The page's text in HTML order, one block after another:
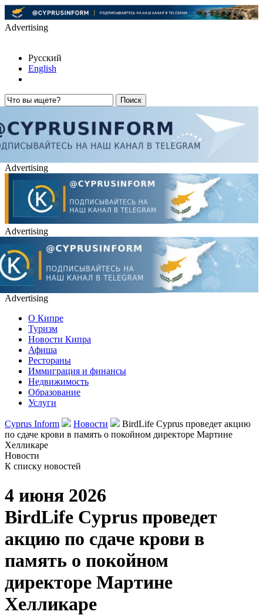
Advertising
Русский
English
Advertising
Advertising
Advertising
О Кипре
Туризм
Новости Кипра
Афиша
Рестораны
Иммиграция и финансы
Недвижимость
Образование
Услуги
Cyprus Inform Новости
BirdLife Cyprus проведет акцию
по сдаче крови в память о покойном директоре Мартине
Хелликаре
Новости
К списку новостей
4 июня 2026
BirdLife Cyprus проведет
акцию по сдаче крови в
память о покойном
директоре Мартине
Хелликаре